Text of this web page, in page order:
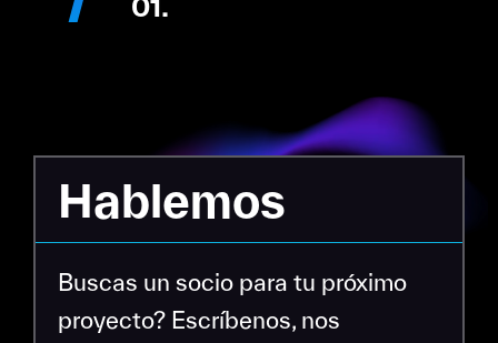
01.
Hablemos
Buscas un socio para tu próximo
proyecto? Escríbenos, nos